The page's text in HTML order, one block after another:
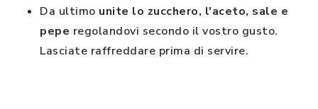
Da ultimo unite lo zucchero, l'aceto, sale e
pepe regolandovi secondo il vostro gusto.
Lasciate raffreddare prima di servire.